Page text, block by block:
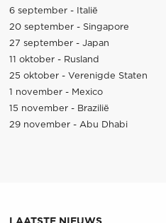
6 september - Italië
20 september - Singapore
27 september - Japan
11 oktober - Rusland
25 oktober - Verenigde Staten
1 november - Mexico
15 november - Brazilië
29 november - Abu Dhabi